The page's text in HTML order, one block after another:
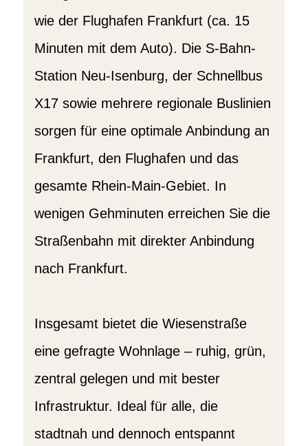
wie der Flughafen Frankfurt (ca. 15
Minuten mit dem Auto). Die S-Bahn-
Station Neu-Isenburg, der Schnellbus
X17 sowie mehrere regionale Buslinien
sorgen für eine optimale Anbindung an
Frankfurt, den Flughafen und das
gesamte Rhein-Main-Gebiet. In
wenigen Gehminuten erreichen Sie die
Straßenbahn mit direkter Anbindung
nach Frankfurt.
Insgesamt bietet die Wiesenstraße
eine gefragte Wohnlage – ruhig, grün,
zentral gelegen und mit bester
Infrastruktur. Ideal für alle, die
stadtnah und dennoch entspannt